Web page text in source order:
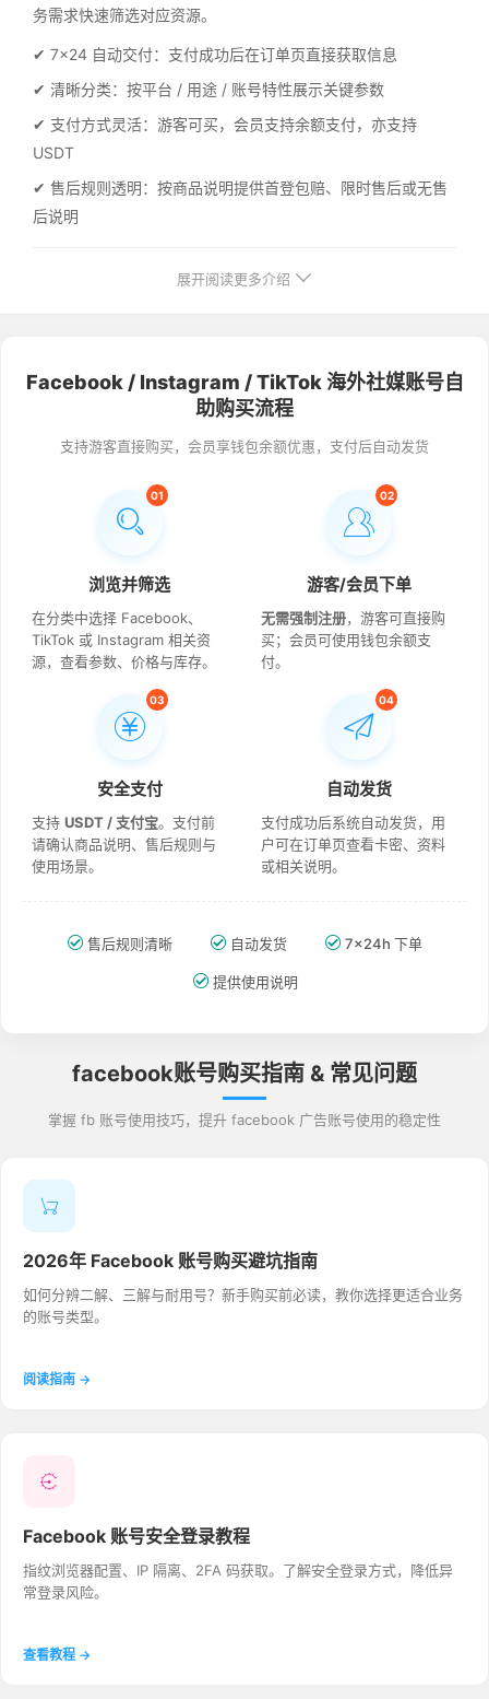
务需求快速筛选对应资源。
✔ 7×24 自动交付：支付成功后在订单页直接获取信息
✔ 清晰分类：按平台 / 用途 / 账号特性展示关键参数
✔ 支付方式灵活：游客可买，会员支持余额支付，亦支持
USDT
✔ 售后规则透明：按商品说明提供首登包赔、限时售后或无售
后说明
展开阅读更多介绍
Facebook / Instagram / TikTok 海外社媒账号自
助购买流程
支持游客直接购买，会员享钱包余额优惠，支付后自动发货
01
浏览并筛选
在分类中选择 Facebook、
TikTok 或 Instagram 相关资
源，查看参数、价格与库存。
02
游客/会员下单
无需强制注册，游客可直接购
买；会员可使用钱包余额支
付。
03
安全支付
支持 USDT / 支付宝。支付前
请确认商品说明、售后规则与
使用场景。
04
自动发货
支付成功后系统自动发货，用
户可在订单页查看卡密、资料
或相关说明。
售后规则清晰 自动发货 7×24h 下单
提供使用说明
facebook账号购买指南 & 常见问题
掌握 fb 账号使用技巧，提升 facebook 广告账号使用的稳定性
2026年 Facebook 账号购买避坑指南
如何分辨二解、三解与耐用号？新手购买前必读，教你选择更适合业务
的账号类型。
阅读指南 →
Facebook 账号安全登录教程
指纹浏览器配置、IP 隔离、2FA 码获取。了解安全登录方式，降低异
常登录风险。
查看教程 →